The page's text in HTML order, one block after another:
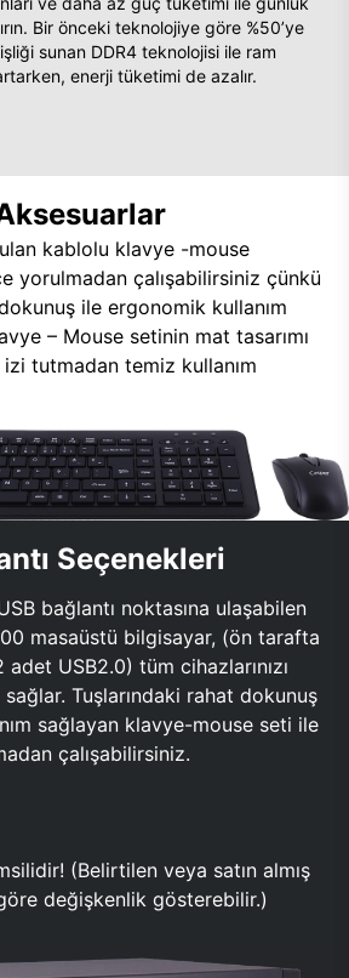
Bir önceki teknolojiye göre %50’ye
sunan DDR4 teknolojisi ile ram
enerji tüketimi de azalır.
kablolu klavye -mouse
yorulmadan çalışabilirsiniz çünkü
ile ergonomik kullanım
– Mouse setinin mat tasarımı
tutmadan temiz kullanım
Seçenekleri
bağlantı noktasına ulaşabilen
masaüstü bilgisayar, (ön tarafta
USB2.0) tüm cihazlarınızı
sağlar. Tuşlarındaki rahat dokunuş
sağlayan klavye-mouse seti ile
çalışabilirsiniz.
(Belirtilen veya satın almış
değişkenlik gösterebilir.)